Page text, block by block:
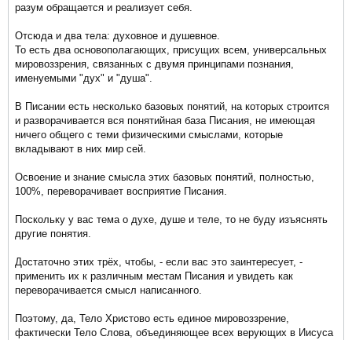
разум обращается и реализует себя.
Отсюда и два тела: духовное и душевное.
То есть два основополагающих, присущих всем, универсальных
мировоззрения, связанных с двумя принципами познания,
именуемыми "дух" и "душа".
В Писании есть несколько базовых понятий, на которых строится
и разворачивается вся понятийная база Писания, не имеющая
ничего общего с теми физическими смыслами, которые
вкладывают в них мир сей.
Освоение и знание смысла этих базовых понятий, полностью,
100%, переворачивает восприятие Писания.
Поскольку у вас тема о духе, душе и теле, то не буду изъяснять
другие понятия.
Достаточно этих трёх, чтобы, - если вас это заинтересует, -
применить их к различным местам Писания и увидеть как
переворачивается смысл написанного.
Поэтому, да, Тело Христово есть единое мировоззрение,
фактически Тело Слова, объединяющее всех верующих в Иисуса